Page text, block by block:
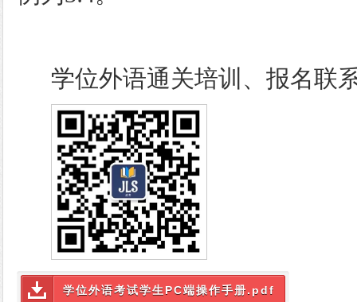
学位外语通关培训、报名联
学位外语考试学生PC端操作手册.pdf